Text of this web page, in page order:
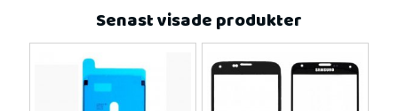
Senast visade produkter